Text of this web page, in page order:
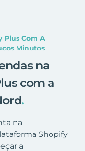
Plus Com A
Minutos
na
com a
.
na
Shopify
a